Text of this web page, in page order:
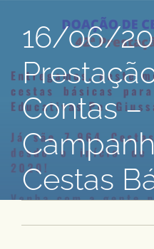
16/06/
Contas –
Cestas